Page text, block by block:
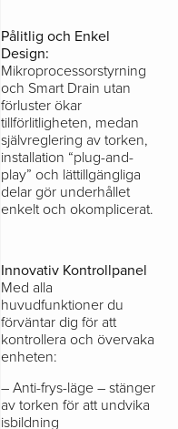
Pålitlig och Enkel
Design:
Mikroprocessorstyrning
och Smart Drain utan
förluster ökar
tillförlitligheten, medan
självreglering av torken,
installation “plug-and-
play” och lättillgängliga
delar gör underhållet
enkelt och okomplicerat.
Innovativ Kontrollpanel
Med alla
huvudfunktioner du
förväntar dig för att
kontrollera och övervaka
enheten:
– Anti-frys-läge – stänger
av torken för att undvika
isbildning